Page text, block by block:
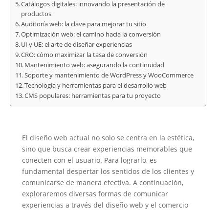
Catálogos digitales: innovando la presentación de
productos
Auditoría web: la clave para mejorar tu sitio
Optimización web: el camino hacia la conversión
UI y UE: el arte de diseñar experiencias
CRO: cómo maximizar la tasa de conversión
Mantenimiento web: asegurando la continuidad
Soporte y mantenimiento de WordPress y WooCommerce
Tecnología y herramientas para el desarrollo web
CMS populares: herramientas para tu proyecto
El diseño web actual no solo se centra en la estética,
sino que busca crear experiencias memorables que
conecten con el usuario. Para lograrlo, es
fundamental despertar los sentidos de los clientes y
comunicarse de manera efectiva. A continuación,
exploraremos diversas formas de comunicar
experiencias a través del diseño web y el comercio